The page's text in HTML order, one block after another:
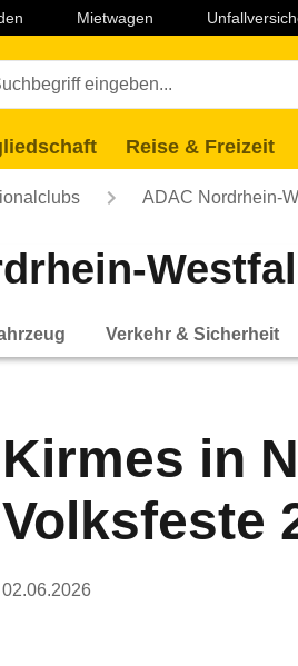
Mietwagen
Reise & Freizeit
ADAC Nordrhein-
Verkehr & Sicherheit
Kirmes in
Volksfeste
02.06.2026